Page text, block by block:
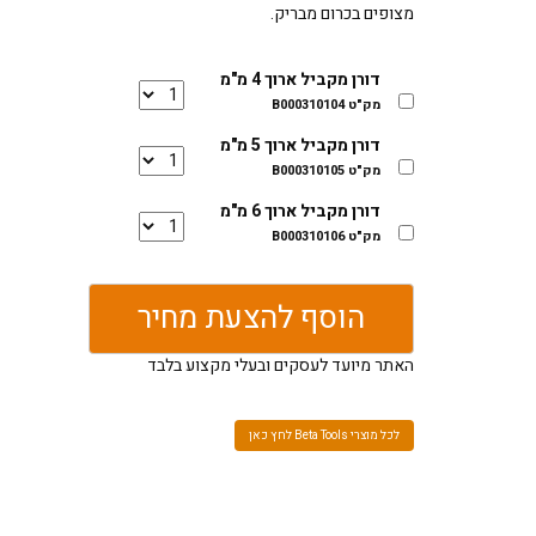
מצופים בכרום מבריק.
דורן מקביל ארוך 4 מ"מ
מק"ט B000310104
דורן מקביל ארוך 5 מ"מ
מק"ט B000310105
דורן מקביל ארוך 6 מ"מ
מק"ט B000310106
הוסף להצעת מחיר
האתר מיועד לעסקים ובעלי מקצוע בלבד
לכל מוצרי Beta Tools לחץ כאן